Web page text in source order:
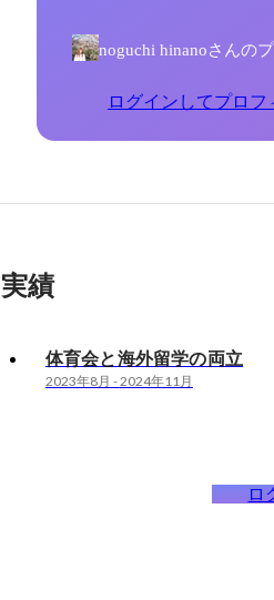
noguchi hinanoさんの
ログインしてプロフ
実績
体育会と海外留学の両立
2023年8月 -2024年11月
ロ